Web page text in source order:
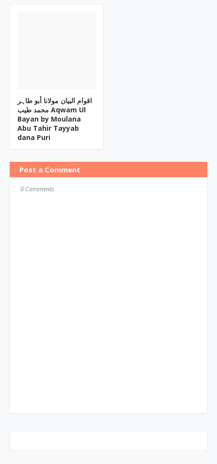
اقوام البیان مولانا أبو طاہر
محمد طیب Aqwam Ul
Bayan by Moulana
Abu Tahir Tayyab
dana Puri
Post a Comment
0 Comments